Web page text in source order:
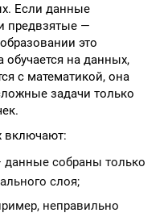
Если данные
предвзятые —
это
на данных,
с математикой, она
задачи только
включают:
данные собраны только
слоя;
неправильно